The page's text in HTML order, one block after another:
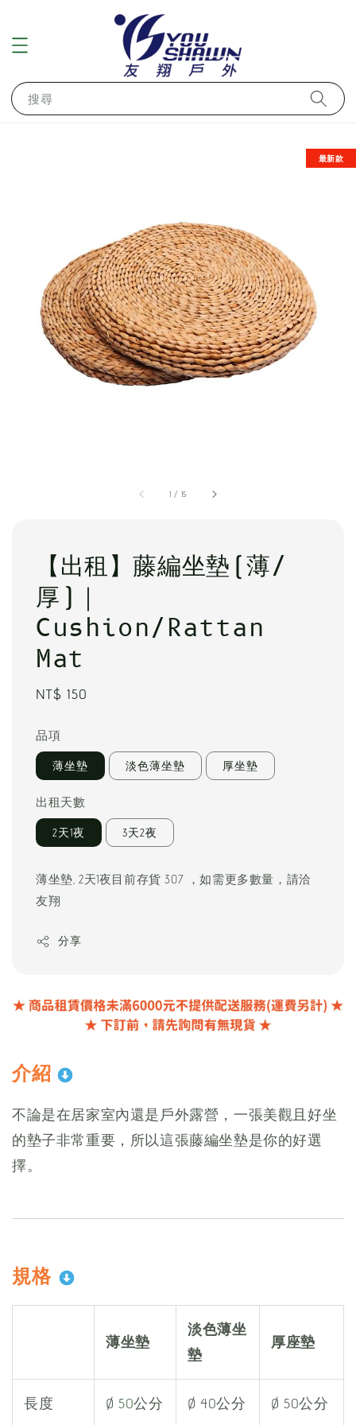
搜尋
1 / 15
最新款
【出租】藤編坐墊(薄/
厚)｜
Cushion/Rattan
Mat
Regular
NT$ 150
品項
薄坐墊 淡色薄坐墊 厚坐墊
出租天數
2天1夜 3天2夜
薄坐墊, 2天1夜目前存貨 307 ，如需更多數量，請洽
友翔
分享
介紹
不論是在居家室內還是戶外露營，一張美觀且好坐
的墊子非常重要，所以這張藤編坐墊是你的好選
擇。
規格
薄坐墊
淡色薄坐
墊
厚座墊
長度 Ø 50公分 Ø 40公分 Ø 50公分